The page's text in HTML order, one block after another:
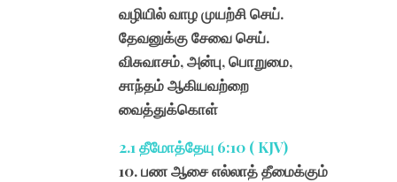
வழியில் வாழ முயற்சி செய்.
தேவனுக்கு சேவை செய்.
விசுவாசம், அன்பு, பொறுமை,
சாந்தம் ஆகியவற்றை
வைத்துக்கொள்
2.1 தீமோத்தேயு 6:10 ( KJV)
10. பண ஆசை எல்லாத் தீமைக்கும்